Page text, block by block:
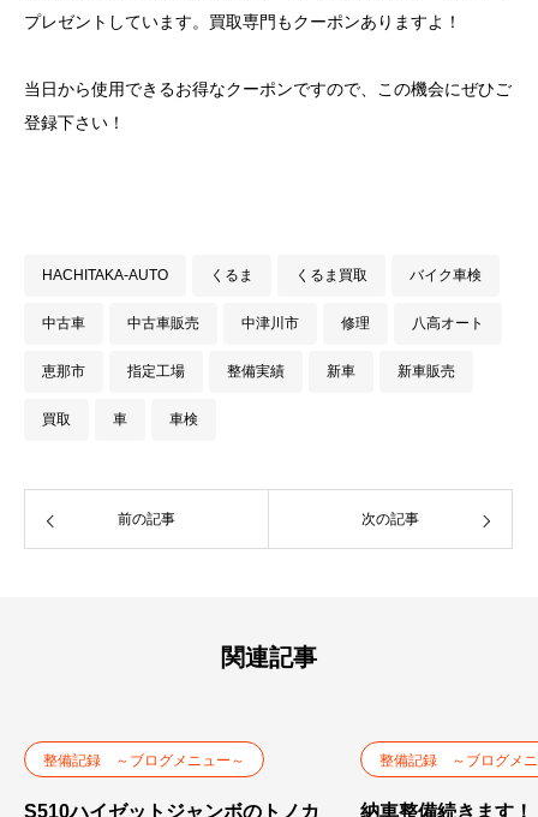
プレゼントしています。買取専門もクーポンありますよ！
当日から使用できるお得なクーポンですので、この機会にぜひご
登録下さい！
HACHITAKA-AUTO くるま くるま買取 バイク車検
中古車 中古車販売 中津川市 修理 八高オート
恵那市 指定工場 整備実績 新車 新車販売
買取 車 車検
前の記事 次の記事
関連記事
整備記録 ～ブログメニュー～
S510ハイゼットジャンボのトノカ
整備記録 ～ブログメ
納車整備続きます！